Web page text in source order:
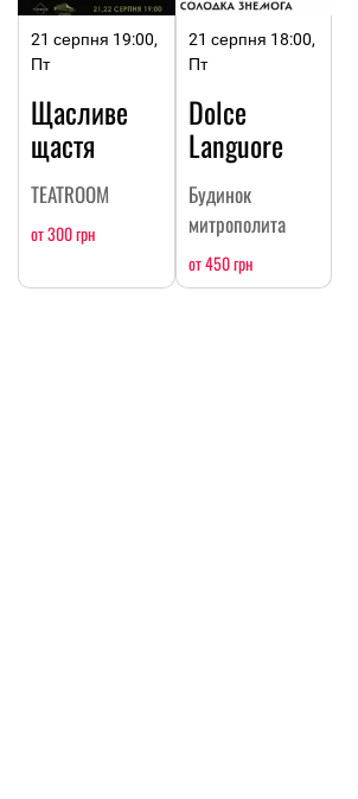
21 серпня 19:00,
Пт
Щасливе
щастя
TEATROOM
от 300 грн
21 серпня 18:00,
Пт
Dolce
Languore
Будинок
митрополита
от 450 грн